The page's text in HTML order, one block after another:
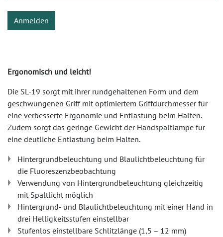
Anmelden
Ergonomisch und leicht!
Die SL-19 sorgt mit ihrer rundgehaltenen Form und dem
geschwungenen Griff mit optimiertem Griffdurchmesser für
eine verbesserte Ergonomie und Entlastung beim Halten.
Zudem sorgt das geringe Gewicht der Handspaltlampe für
eine deutliche Entlastung beim Halten.
Hintergrundbeleuchtung und Blaulichtbeleuchtung für
die Fluoreszenzbeobachtung
Verwendung von Hintergrundbeleuchtung gleichzeitig
mit Spaltlicht möglich
Hintergrund- und Blaulichtbeleuchtung mit einer Hand in
drei Helligkeitsstufen einstellbar
Stufenlos einstellbare Schlitzlänge (1,5 – 12 mm)